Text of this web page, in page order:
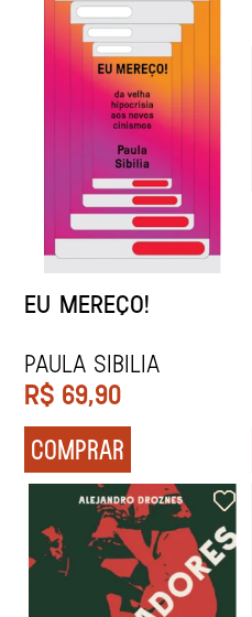
EU MEREÇO!
PAULA SIBILIA
R$ 69,90
COMPRAR